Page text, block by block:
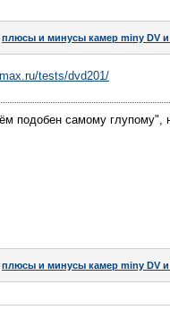
плюсы и минусы камер miny DV и
tests/dvd201/
подобен самому глупому",
плюсы и минусы камер miny DV и